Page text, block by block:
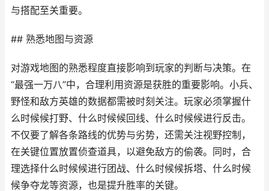
与搭配至关重要。
## 熟悉地图与资源
对游戏地图的熟悉程度直接影响到玩家的判断与决策。在
“最强一万八”中，合理利用资源是获胜的重要影响。小兵、
野怪和敌方英雄的数据都需被时刻关注。玩家必须掌握什
么时候候打野、什么时候候回线、什么时候候进行反击。
不仅要了解各条路线的优势与劣势，还需关注视野控制，
在关键位置放置侦查道具，以避免敌方的偷袭。同时，合
理选择什么时候候进行团战、什么时候候拆塔、什么时候
候争夺龙等资源，也是提升胜率的关键。